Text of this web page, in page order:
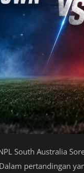
South Australia
pertandingan